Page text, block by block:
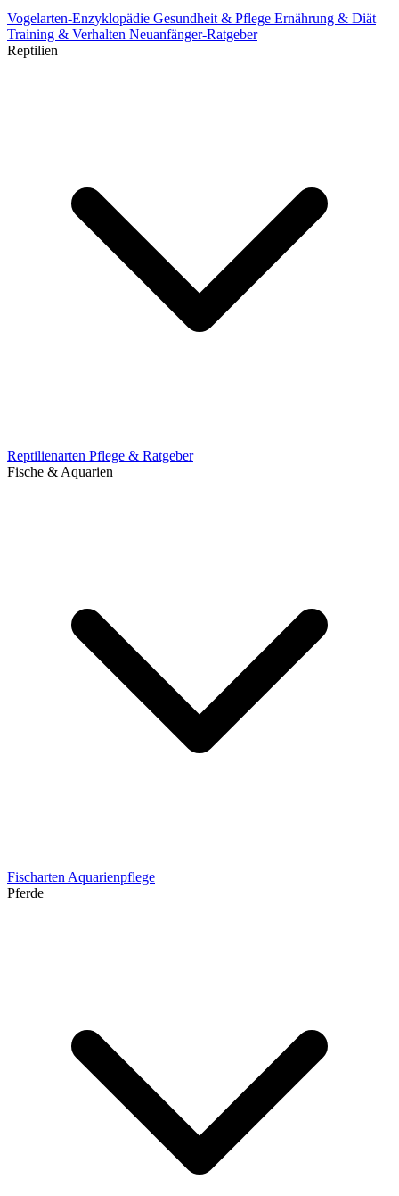
Vogelarten-Enzyklopädie Gesundheit & Pflege Ernährung & Diät
Training & Verhalten Neuanfänger-Ratgeber
Reptilien
Reptilienarten Pflege & Ratgeber
Fische & Aquarien
Fischarten Aquarienpflege
Pferde